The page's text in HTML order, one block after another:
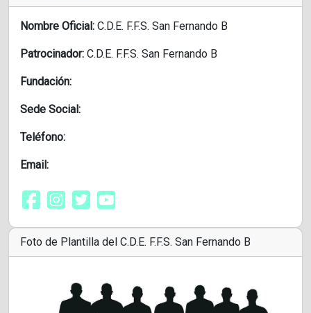
Nombre Oficial: C.D.E. F.F.S. San Fernando B
Patrocinador: C.D.E. F.F.S. San Fernando B
Fundación:
Sede Social:
Teléfono:
Email:
Foto de Plantilla del C.D.E. F.F.S. San Fernando B